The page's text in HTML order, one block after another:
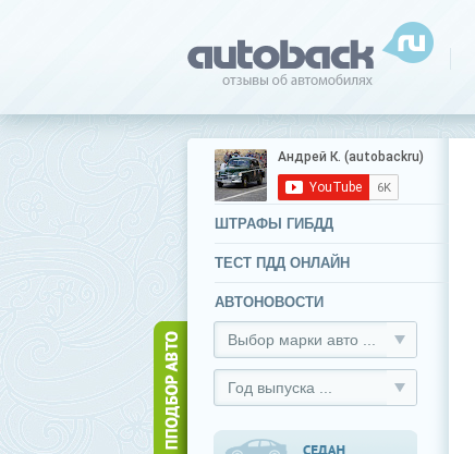
ШТРАФЫ ГИБДД
ТЕСТ ПДД ОНЛАЙН
АВТОНОВОСТИ
Выбор марки авто ...
Год выпуска ...